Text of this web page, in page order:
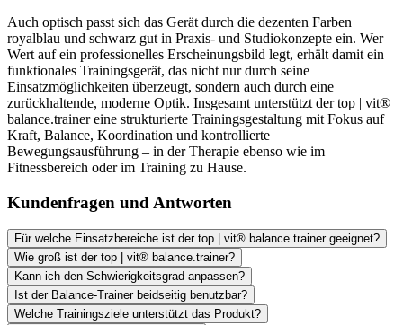
Auch optisch passt sich das Gerät durch die dezenten Farben
royalblau und schwarz gut in Praxis- und Studiokonzepte ein. Wer
Wert auf ein professionelles Erscheinungsbild legt, erhält damit ein
funktionales Trainingsgerät, das nicht nur durch seine
Einsatzmöglichkeiten überzeugt, sondern auch durch eine
zurückhaltende, moderne Optik. Insgesamt unterstützt der top | vit®
balance.trainer eine strukturierte Trainingsgestaltung mit Fokus auf
Kraft, Balance, Koordination und kontrollierte
Bewegungsausführung – in der Therapie ebenso wie im
Fitnessbereich oder im Training zu Hause.
Kundenfragen und Antworten
Für welche Einsatzbereiche ist der top | vit® balance.trainer geeignet?
Wie groß ist der top | vit® balance.trainer?
Kann ich den Schwierigkeitsgrad anpassen?
Ist der Balance-Trainer beidseitig benutzbar?
Welche Trainingsziele unterstützt das Produkt?